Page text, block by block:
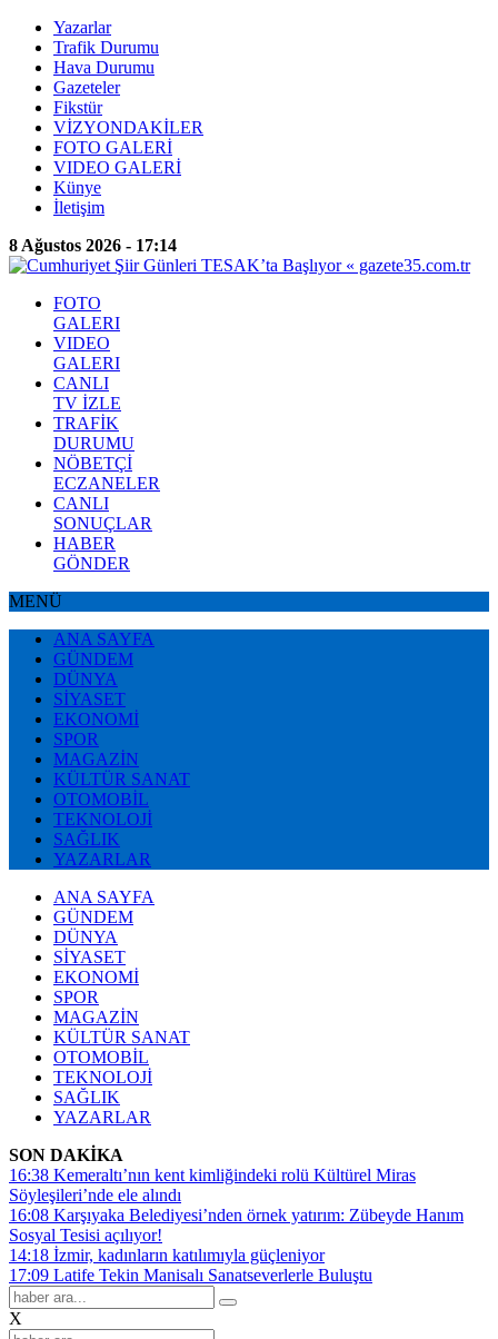
Yazarlar
Trafik Durumu
Hava Durumu
Gazeteler
Fikstür
VİZYONDAKİLER
FOTO GALERİ
VIDEO GALERİ
Künye
İletişim
8 Ağustos 2026 - 17:14
FOTO
GALERI
VIDEO
GALERI
CANLI
TV İZLE
TRAFİK
DURUMU
NÖBETÇİ
ECZANELER
CANLI
SONUÇLAR
HABER
GÖNDER
MENÜ
ANA SAYFA
GÜNDEM
DÜNYA
SİYASET
EKONOMİ
SPOR
MAGAZİN
KÜLTÜR SANAT
OTOMOBİL
TEKNOLOJİ
SAĞLIK
YAZARLAR
ANA SAYFA
GÜNDEM
DÜNYA
SİYASET
EKONOMİ
SPOR
MAGAZİN
KÜLTÜR SANAT
OTOMOBİL
TEKNOLOJİ
SAĞLIK
YAZARLAR
SON DAKİKA
16:38 Kemeraltı’nın kent kimliğindeki rolü Kültürel Miras
Söyleşileri’nde ele alındı
16:08 Karşıyaka Belediyesi’nden örnek yatırım: Zübeyde Hanım
Sosyal Tesisi açılıyor!
14:18 İzmir, kadınların katılımıyla güçleniyor
17:09 Latife Tekin Manisalı Sanatseverlerle Buluştu
X